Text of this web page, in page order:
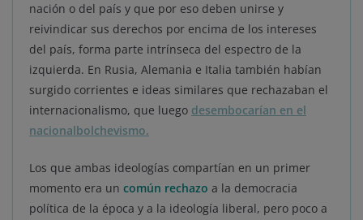
nación o del país y que por eso deben unirse y
reivindicar sus derechos por encima de los intereses
del país, forma parte intrínseca del espectro de la
izquierda. En Rusia, Alemania e Italia también habían
surgido corrientes e ideas similares que rechazaban el
internacionalismo, que luego desembocarían en el
nacionalbolchevismo.
Los que ambas ideologías compartían en un primer
momento era un común rechazo a la democracia
política de la época y a la ideología liberal, pero poco a